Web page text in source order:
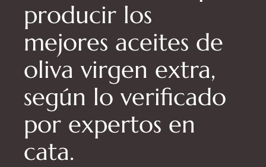
producir los
mejores aceites de
oliva virgen extra,
según lo verificado
por expertos en
cata.